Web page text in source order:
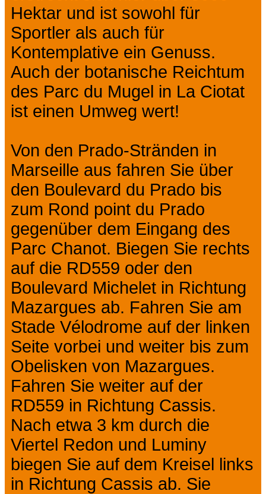
Hektar und ist sowohl für
Sportler als auch für
Kontemplative ein Genuss.
Auch der botanische Reichtum
des Parc du Mugel in La Ciotat
ist einen Umweg wert!
Von den Prado-Stränden in
Marseille aus fahren Sie über
den Boulevard du Prado bis
zum Rond point du Prado
gegenüber dem Eingang des
Parc Chanot. Biegen Sie rechts
auf die RD559 oder den
Boulevard Michelet in Richtung
Mazargues ab. Fahren Sie am
Stade Vélodrome auf der linken
Seite vorbei und weiter bis zum
Obelisken von Mazargues.
Fahren Sie weiter auf der
RD559 in Richtung Cassis.
Nach etwa 3 km durch die
Viertel Redon und Luminy
biegen Sie auf dem Kreisel links
in Richtung Cassis ab. Sie